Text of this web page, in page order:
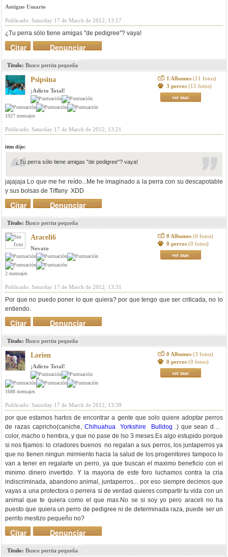
Antiguo Usuario
Publicado: Saturday 17 de March de 2012, 13:17
¿Tu perra sólo tiene amigas "de pedigree"? vaya!
Denunciar
mensaje
Citar
Titulo: Busco perrita pequeña
Psipsina
¡Adicto Total!
1927 mensajes
1 Albumes (11 fotos)
3 perros (15 fotos)
ver mas
Publicado: Saturday 17 de March de 2012, 13:21
ittm dijo:
¿Tu perra sólo tiene amigas "de pedigree"? vaya!
jajajaja Lo que me he reído...Me he imaginado a la perra con su descapotable
y sus bolsas de Tiffany XDD
Denunciar
mensaje
Citar
Titulo: Busco perrita pequeña
Araceli6
Novato
2 mensajes
0 Albumes (0 fotos)
0 perros (0 fotos)
ver mas
Publicado: Saturday 17 de March de 2012, 13:31
Por que no puedo poner lo que quiera? por que tengo que ser criticada, no lo
entiendo.
Denunciar
mensaje
Citar
Titulo: Busco perrita pequeña
Lorien
¡Adicto Total!
1688 mensajes
0 Albumes (3 fotos)
0 perros (0 fotos)
ver mas
Publicado: Saturday 17 de March de 2012, 13:39
por que estamos hartos de encontrar a gente que solo quiere adoptar perros
de razas capricho(caniche, Chihuahua Yorkshire Bulldog .) que sean de x
color, macho o hembra, y que no pase de lso 3 meses.Es algo estupido porque
si nos fijamos: lo criadores buenos no regalan a sus perros, los juntaperros ya
que no tienen ningun mirmiento hacia la salud de los progenitores tampoco lo
van a tener en regalarte un perro, ya que buscan el maximo beneficio con el
minimo dinero invertido. Y la mayoria de este foro luchamos contra la cria
indiscriminada, abandono animal, juntaperros... por eso siempre decimos que
vayas a una protectora o perrera si de verdad quieres compartir tu vida con un
animal que te quiera como el que mas.No se si soy yo pero araceli no ha
puesto que quiera un perro de pedigree ni de determinada raza, puede ser un
perrito mestizo pequeño no?
Denunciar
mensaje
Citar
Titulo: Busco perrita pequeña